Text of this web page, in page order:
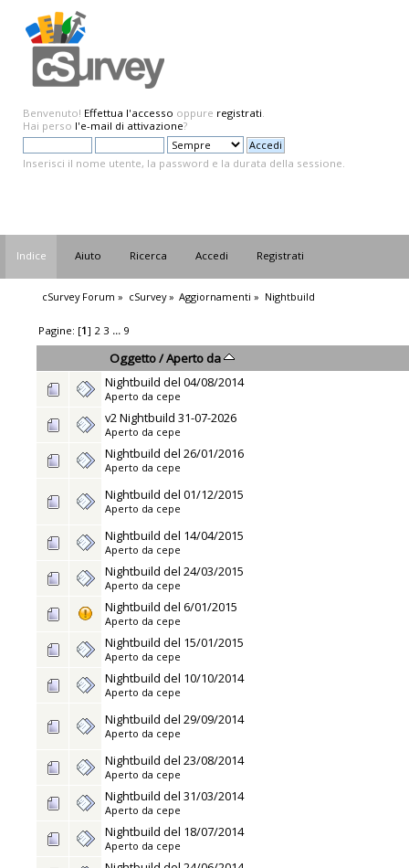
Benvenuto! Effettua l'accesso oppure registrati.
Hai perso l'e-mail di attivazione?
Inserisci il nome utente, la password e la durata della sessione.
Indice Aiuto Ricerca Accedi Registrati
cSurvey Forum » cSurvey» Aggiornamenti » Nightbuild
Pagine: [1] 2 3 ... 9
Oggetto/Aperto da
Nightbuild del 04/08/2014
Aperto da cepe
v2 Nightbuild 31-07-2026
Aperto da cepe
Nightbuild del 26/01/2016
Aperto da cepe
Nightbuild del 01/12/2015
Aperto da cepe
Nightbuild del 14/04/2015
Aperto da cepe
Nightbuild del 24/03/2015
Aperto da cepe
Nightbuild del 6/01/2015
Aperto da cepe
Nightbuild del 15/01/2015
Aperto da cepe
Nightbuild del 10/10/2014
Aperto da cepe
Nightbuild del 29/09/2014
Aperto da cepe
Nightbuild del 23/08/2014
Aperto da cepe
Nightbuild del 31/03/2014
Aperto da cepe
Nightbuild del 18/07/2014
Aperto da cepe